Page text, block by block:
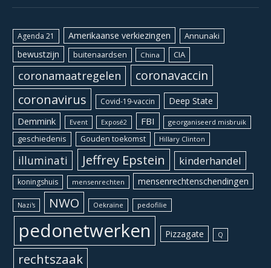
Agenda 21 Amerikaanse verkiezingen Annunaki
bewustzijn buitenaardsen China CIA
coronamaatregelen coronavaccin
coronavirus Covid-19-vaccin Deep State
Demmink Event Exposé2 FBI georganiseerd misbruik
geschiedenis Gouden toekomst Hillary Clinton
illuminati Jeffrey Epstein kinderhandel
koningshuis mensenrechten mensenrechtenschendingen
Nazi's NWO Oekraïne pedofilie
pedonetwerken Pizzagate Q
rechtszaak